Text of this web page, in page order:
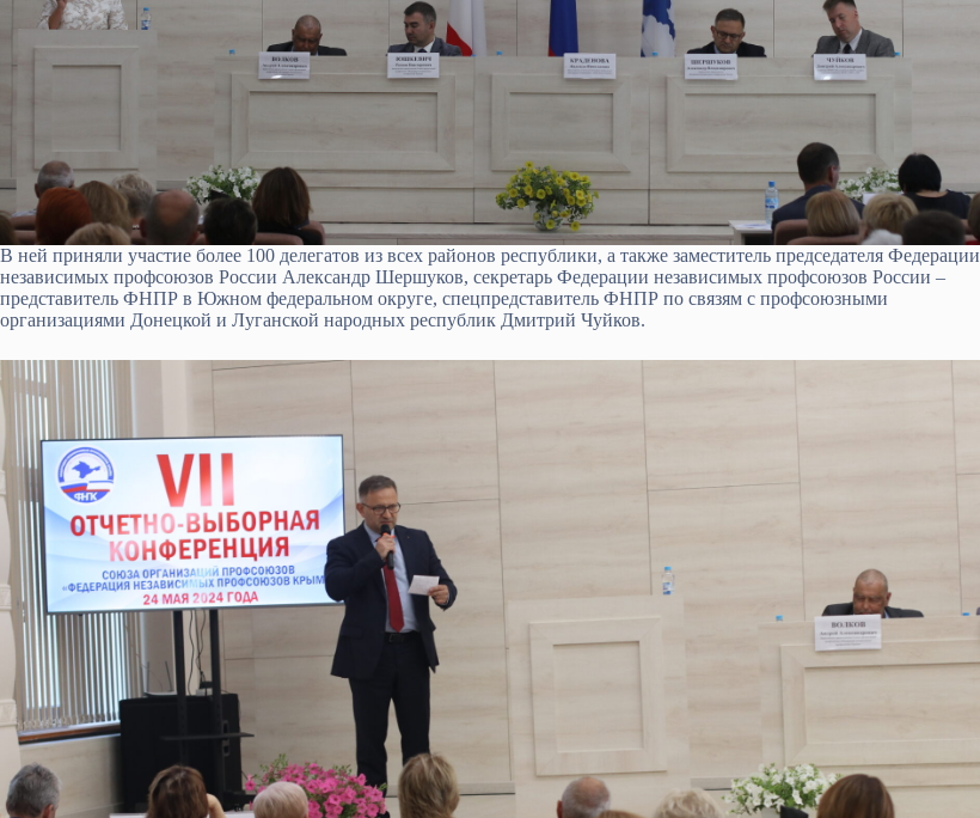
В ней приняли участие более 100 делегатов из всех районов республики, а также заместитель председателя Федерации
независимых профсоюзов России Александр Шершуков, секретарь Федерации независимых профсоюзов России –
представитель ФНПР в Южном федеральном округе, спецпредставитель ФНПР по связям с профсоюзными
организациями Донецкой и Луганской народных республик Дмитрий Чуйков.